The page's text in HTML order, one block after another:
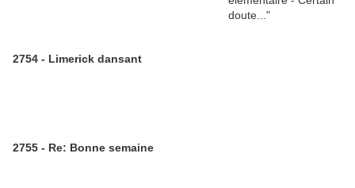
2754 - Limerick dansant
2755 - Re: Bonne semaine